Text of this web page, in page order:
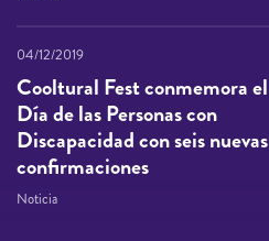
04/12/2019
Cooltural Fest conmemora el
Día de las Personas con
Discapacidad con seis nuevas
confirmaciones
Noticia